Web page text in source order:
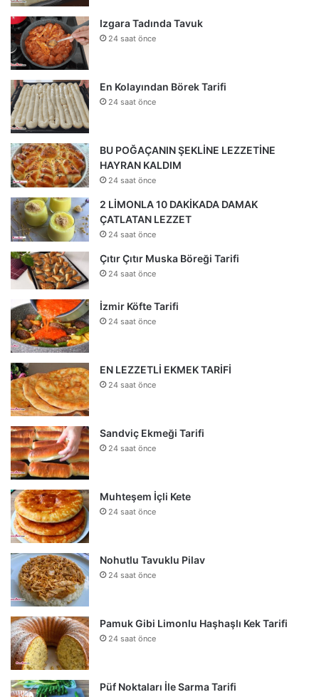
Izgara Tadında Tavuk
24 saat önce
En Kolayından Börek Tarifi
24 saat önce
BU POĞAÇANIN ŞEKLİNE LEZZETİNE
HAYRAN KALDIM
24 saat önce
2 LİMONLA 10 DAKİKADA DAMAK
ÇATLATAN LEZZET
24 saat önce
Çıtır Çıtır Muska Böreği Tarifi
24 saat önce
İzmir Köfte Tarifi
24 saat önce
EN LEZZETLİ EKMEK TARİFİ
24 saat önce
Sandviç Ekmeği Tarifi
24 saat önce
Muhteşem İçli Kete
24 saat önce
Nohutlu Tavuklu Pilav
24 saat önce
Pamuk Gibi Limonlu Haşhaşlı Kek Tarifi
24 saat önce
Püf Noktaları İle Sarma Tarifi